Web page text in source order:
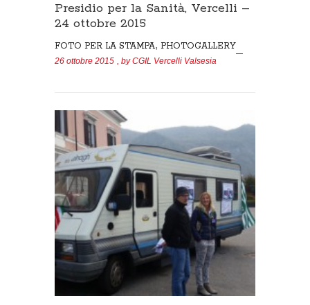
Presidio per la Sanità, Vercelli –
24 ottobre 2015
FOTO PER LA STAMPA, PHOTOGALLERY
26 ottobre 2015 , byCGIL Vercelli Valsesia